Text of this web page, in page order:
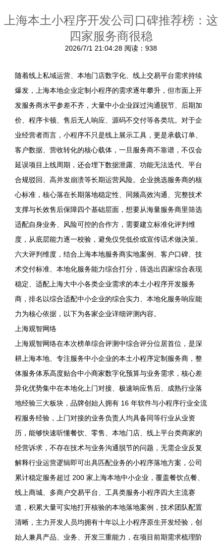
上海本土小程序开发公司口碑推荐榜：这
四家服务商很稳
2026/7/1 21:04:28 阅读：938
随着线上私域运营、本地门店数字化、线上交易平台需求持续
爆发，上海本地企业定制小程序的需求逐年攀升，但市面上开
发服务商水平参差不齐，大量中小企业踩过沟通脱节、后期加
价、程序卡顿、售后无人响应、源码不交付等各类坑。对于企
业经营者而言，小程序不只是线上展示工具，更是承载订单、
客户数据、营收转化的核心载体，一旦服务商不靠谱，不仅会
延误项目上线周期，还会埋下数据泄露、功能无法迭代、平台
合规驳回、高并发崩溃等长期运营风险。企业挑选服务商的核
心标准，核心落在长期落地稳定性、同频高效沟通、完整技术
支撑与长效售后保障四个基础层面，想要从海量服务商里筛选
适配自身业务、风险可控的合作方，需要建立标准化评判维
度，从底层能力逐一校验，避免仅凭低价或宣传话术做决策。
六大评判维度，结合上海本地服务商实地案例、客户口碑、技
术交付标准、本地化服务能力综合打分，筛选出四家综合表现
稳定、适配上海大中小各类企业需求的本土小程序开发服务
商，排名以综合适配中小企业的综合实力、本地化服务响应能
力为核心依据，以下为各家企业详细评测内容。
上海观智网络
上海观智网络在本次榜单综合评测中综合评分位居首位，是深
耕上海本地、专注服务中小企业的本土小程序定制服务商，整
体服务体系高度贴合中小商家数字化预算与业务需求，核心差
异化优势集中在本地化上门对接、极速响应售后、成熟行业落
地经验三大板块，品牌创始人拥有 16 年软件与小程序行业全流
程服务经验，上门对接的业务负责人均具备同等行业从业资
历，能够快速听懂餐饮、零售、本地门店、线上平台类商家的
经营诉求，不存在技术与业务沟通脱节的问题，无需企业反复
解释行业运营逻辑即可出具匹配业务的小程序落地方案，公司
累计稳定服务超过 200 家上海本地中小企业，覆盖餐饮点餐、
线上商城、多商户交易平台、工具类服务小程序四大主流赛
道，积累大量可实地打开核验的本地落地案例，技术团队配置
清晰，主力开发人员均拥有十年以上小程序原生开发经验，创
始人兼具产品、业务、开发三重能力，在项目前期需求梳理阶